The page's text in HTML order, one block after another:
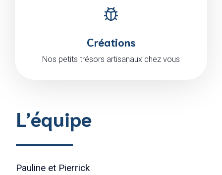
Créations
Nos petits trésors artisanaux chez vous
L’équipe
Pauline et Pierrick